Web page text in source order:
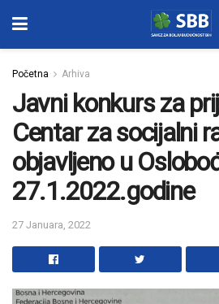
Početna Arhiva
Javni konkurs za
Centar za socijalni
objavljeno u
27.1.2022.godine
27 Januara, 2022